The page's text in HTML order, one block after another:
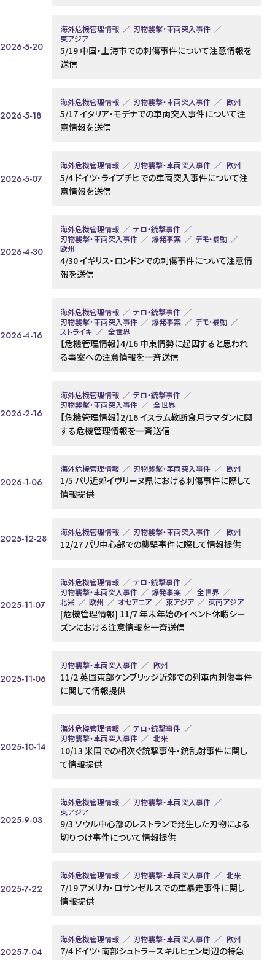
2026-5-20
海外危機管理情報
刃物襲撃・車両突入事件
東アジア
5/19 中国・上海市での刺傷事件について注意情報を
送信
2026-5-18
海外危機管理情報 刃物襲撃・車両突入事件 欧州
5/17 イタリア・モデナでの車両突入事件について注
意情報を送信
2026-5-07
海外危機管理情報 刃物襲撃・車両突入事件 欧州
5/4 ドイツ・ライプチヒでの車両突入事件について注
意情報を送信
2026-4-30
海外危機管理情報
テロ・銃撃事件
刃物襲撃・車両突入事件
爆発事案
デモ・暴動
欧州
4/30 イギリス・ロンドンでの刺傷事件について注意情
報を送信
2026-4-16
海外危機管理情報
テロ・銃撃事件
刃物襲撃・車両突入事件
爆発事案
デモ・暴動
ストライキ
全世界
【危機管理情報】4/16 中東情勢に起因すると思われ
る事案への注意情報を一斉送信
2026-2-16
海外危機管理情報
テロ・銃撃事件
刃物襲撃・車両突入事件
全世界
【危機管理情報】2/16 イスラム教断食月ラマダンに関
する危機管理情報を一斉送信
2026-1-06
海外危機管理情報 刃物襲撃・車両突入事件 欧州
1/5 パリ近郊イヴリーヌ県における刺傷事件に際して
情報提供
2025-12-28
海外危機管理情報 刃物襲撃・車両突入事件 欧州
12/27 パリ中心部での襲撃事件に際して情報提供
2025-11-07
海外危機管理情報
テロ・銃撃事件
刃物襲撃・車両突入事件
爆発事案
全世界
北米
欧州 オセアニア 東アジア 東南アジア
[危機管理情報] 11/7 年末年始のイベント休暇シー
ズンにおける注意情報を一斉送信
2025-11-06
刃物襲撃・車両突入事件 欧州
11/2 英国東部ケンブリッジ近郊での列車内刺傷事件
に関して情報提供
2025-10-14
海外危機管理情報
テロ・銃撃事件
刃物襲撃・車両突入事件
北米
10/13 米国での相次ぐ銃撃事件・銃乱射事件に関し
て情報提供
2025-9-03
海外危機管理情報
刃物襲撃・車両突入事件
東アジア
9/3 ソウル中心部のレストランで発生した刃物による
切りつけ事件について情報提供
2025-7-22
海外危機管理情報 刃物襲撃・車両突入事件 北米
7/19 アメリカ・ロサンゼルスでの車暴走事件に関し
情報提供
2025-7-04
海外危機管理情報 刃物襲撃・車両突入事件 欧州
7/4 ドイツ・南部シュトラースキルヒェン周辺の特急